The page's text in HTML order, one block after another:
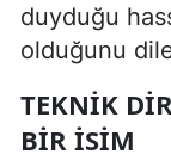
duyduğu
olduğunu
TEKNIK
BIR İSIM